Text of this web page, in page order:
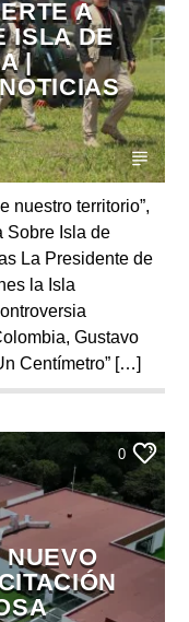
A
ISLA DE
|
nuestro territorio”,
Sobre Isla de
La Presidente de
la Isla
Gustavo
Centímetro” […]
0